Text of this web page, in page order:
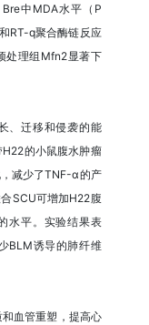
中MDA水平（P
RT-q聚合酶链反应
处理组Mfn2显著下
、迁移和侵袭的能
的小鼠腹水肿瘤
减少了TNF-α的产
SCU可增加H22腹
水平。实验结果表
BLM诱导的肺纤维
血管重塑，提高心